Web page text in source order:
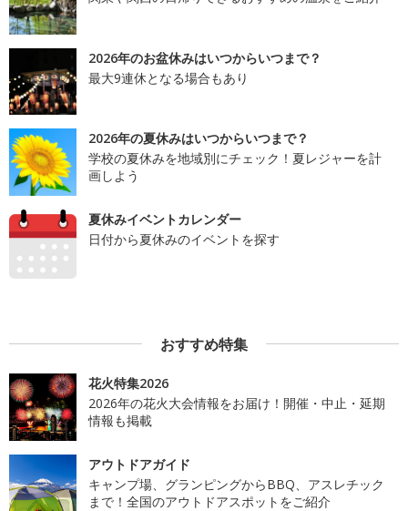
2026年のお盆休みはいつからいつまで？
最大9連休となる場合もあり
2026年の夏休みはいつからいつまで？
学校の夏休みを地域別にチェック！夏レジャーを計
画しよう
夏休みイベントカレンダー
日付から夏休みのイベントを探す
おすすめ特集
花火特集2026
2026年の花火大会情報をお届け！開催・中止・延期
情報も掲載
アウトドアガイド
キャンプ場、グランピングからBBQ、アスレチック
まで！全国のアウトドアスポットをご紹介